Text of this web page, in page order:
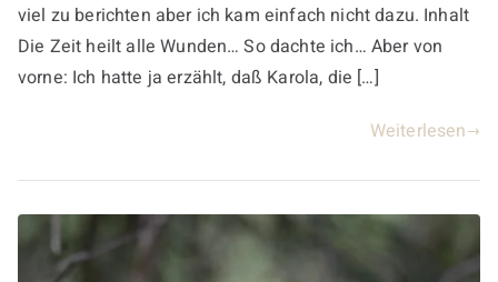
viel zu berichten aber ich kam einfach nicht dazu. Inhalt
Die Zeit heilt alle Wunden… So dachte ich… Aber von
vorne: Ich hatte ja erzählt, daß Karola, die […]
Weiterlesen